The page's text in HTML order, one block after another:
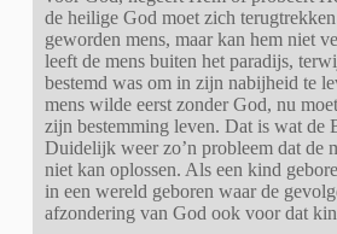
de heilige God moet zich
geworden mens, maar kan hem niet
leeft de mens buiten het paradijs,
bestemd was om in zijn nabijheid te
mens wilde eerst zonder God, nu
zijn bestemming leven. Dat is wat de
Duidelijk weer zo’n probleem dat de
niet kan oplossen. Als een kind
in een wereld geboren waar de
afzondering van God ook voor dat